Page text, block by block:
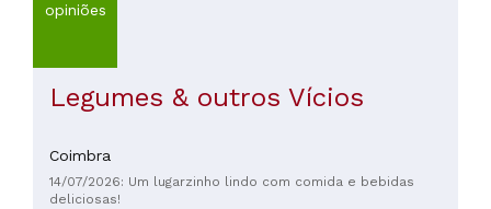
opiniões
Legumes & outros Vícios
Coimbra
14/07/2026: Um lugarzinho lindo com comida e bebidas
deliciosas!